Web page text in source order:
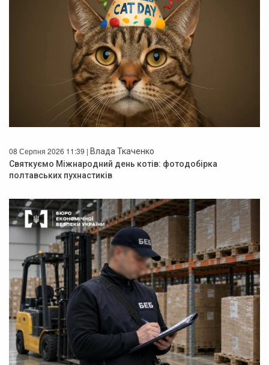
08 Серпня 2026 11:39 | Влада Ткаченко
Святкуємо Міжнародний день котів: фотодобірка
полтавських пухнастиків